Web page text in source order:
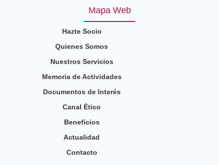
Mapa Web
Hazte Socio
Quienes Somos
Nuestros Servicios
Memoria de Actividades
Documentos de Interés
Canal Ético
Beneficios
Actualidad
Contacto